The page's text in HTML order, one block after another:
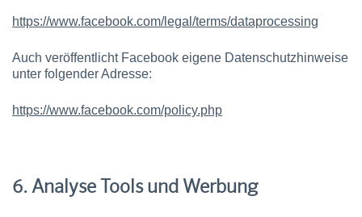
https://www.facebook.com/legal/terms/dataprocessing
Auch veröffentlicht Facebook eigene Datenschutzhinweise
unter folgender Adresse:
https://www.facebook.com/policy.php
6. Analyse Tools und Werbung